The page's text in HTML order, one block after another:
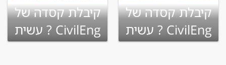
קיבלת קסדה של
CivilEng ? עשית
שינוי בקריירה
קיבלת קסדה של
CivilEng ? עשית
שינוי בקריירה